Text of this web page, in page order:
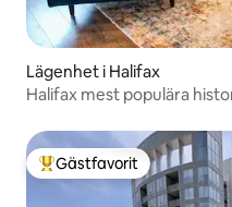
Lägenhet i Halifax
Halifax mest populära
Populär gästfavorit
Gästfavorit